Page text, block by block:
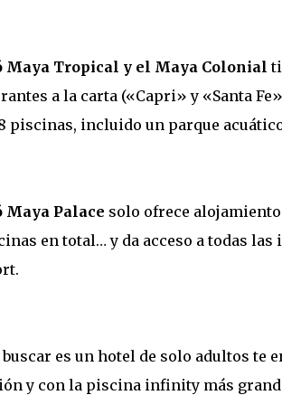
Maya Tropical y el Maya Colonial
a la carta («Capri» y «Santa
piscinas, incluido un parque
Maya Palace solo ofrece
en total… y da acceso a todas
es un hotel de solo adultos te
y con la piscina infinity más